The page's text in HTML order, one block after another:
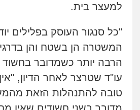
למעצר בית.
"כל סנגור העוסק בפלילים
המשטרה הן בשטח והן
הרבה יותר כשמדובר
עו"ד שטרצר לאחר הדיון,
טובה להתנהלות הזאת